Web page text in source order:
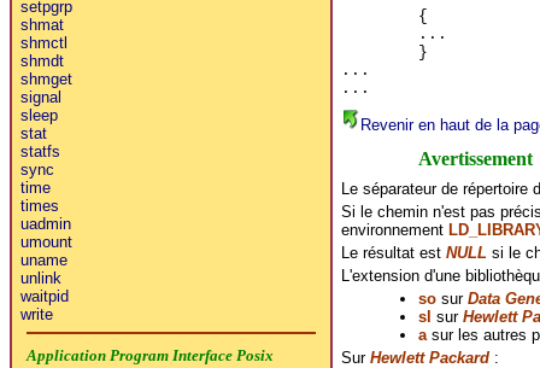
setpgrp
shmat
shmctl
shmdt
shmget
signal
sleep
stat
statfs
sync
time
times
uadmin
umount
uname
unlink
waitpid
write
{
...
}
...
...
Revenir en haut de la
Avertissement
Le séparateur de répertoire
Si le chemin n'est pas
environnement
Le résultat est NULL si le
L'extension d'une
sosur Data
sl sur Hewlett
asur les autres
Sur Hewlett Packard: